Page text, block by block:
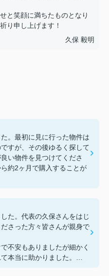
と笑顔に満ちたものとなり
り申し上げます！
久保 毅明
。最初に見に行った物件は
すが、その後ゆるく探して
い物件を見つけてくださ
約2ヶ月で購入することが
寧で、安心してお任せでき
応していただき、場面によ
に感じることもありました
てくださっているのだと感
た。代表の久保さんをはじ
さった方々皆さんが親身で
不安もありましたが細かく
本当に助かりました。